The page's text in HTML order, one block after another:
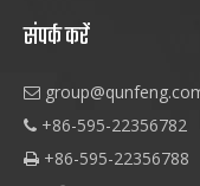
संपर्क करें

 +86-595-22356782
 +86-595-22356788